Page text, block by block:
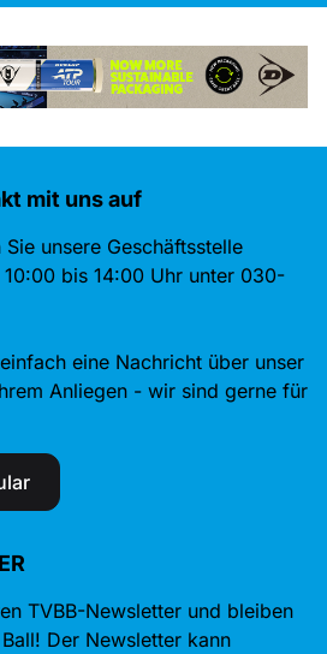
mit uns auf
unsere Geschäftsstelle
bis 14:00 Uhr unter 030-
eine Nachricht über unser
Anliegen - wir sind gerne für
TVBB-Newsletter und bleiben
Der Newsletter kann